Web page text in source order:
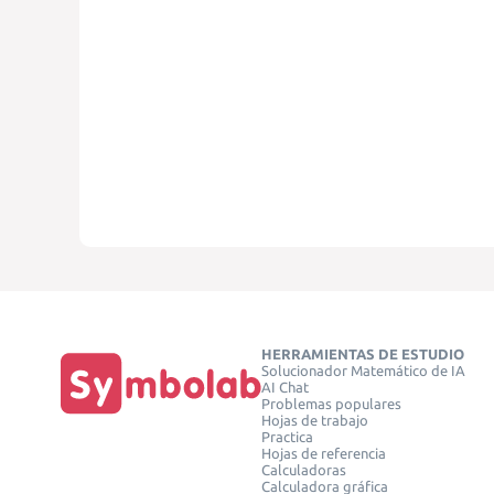
HERRAMIENTAS DE ESTUDIO
Solucionador Matemático de IA
AI Chat
Problemas populares
Hojas de trabajo
Practica
Hojas de referencia
Calculadoras
Calculadora gráfica